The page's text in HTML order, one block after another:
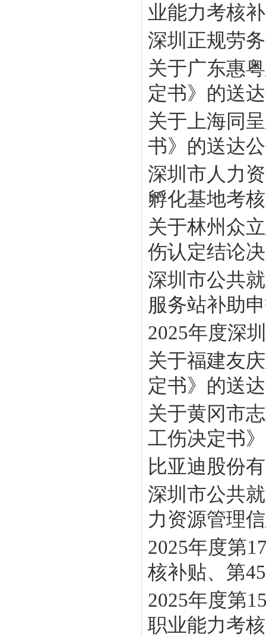
业能力考核
深圳正规劳
关于广东惠
定书》的送
关于上海同
书》的送达
深圳市人力
孵化基地考
关于林州众
伤认定结论
深圳市公共
服务站补助
2025年度深
关于福建友
定书》的送
关于黄冈市
工伤决定书
比亚迪股份
深圳市公共
力资源管理
2025年度第
核补贴、第
2025年度第
职业能力考